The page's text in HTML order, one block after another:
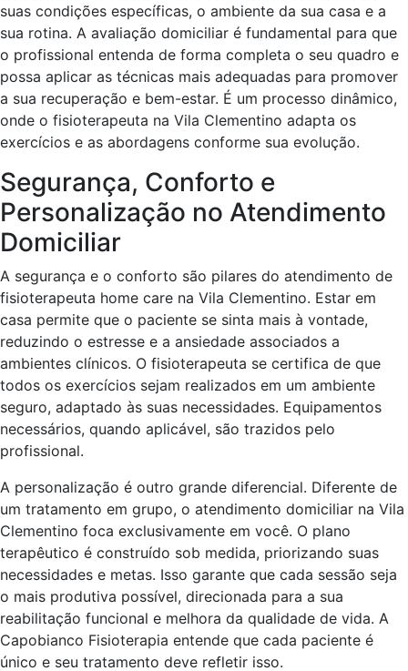
suas condições específicas, o ambiente da sua casa e a
sua rotina. A avaliação domiciliar é fundamental para que
o profissional entenda de forma completa o seu quadro e
possa aplicar as técnicas mais adequadas para promover
a sua recuperação e bem-estar. É um processo dinâmico,
onde o fisioterapeuta na Vila Clementino adapta os
exercícios e as abordagens conforme sua evolução.
Segurança, Conforto e
Personalização no Atendimento
Domiciliar
A segurança e o conforto são pilares do atendimento de
fisioterapeuta home care na Vila Clementino. Estar em
casa permite que o paciente se sinta mais à vontade,
reduzindo o estresse e a ansiedade associados a
ambientes clínicos. O fisioterapeuta se certifica de que
todos os exercícios sejam realizados em um ambiente
seguro, adaptado às suas necessidades. Equipamentos
necessários, quando aplicável, são trazidos pelo
profissional.
A personalização é outro grande diferencial. Diferente de
um tratamento em grupo, o atendimento domiciliar na Vila
Clementino foca exclusivamente em você. O plano
terapêutico é construído sob medida, priorizando suas
necessidades e metas. Isso garante que cada sessão seja
o mais produtiva possível, direcionada para a sua
reabilitação funcional e melhora da qualidade de vida. A
Capobianco Fisioterapia entende que cada paciente é
único e seu tratamento deve refletir isso.